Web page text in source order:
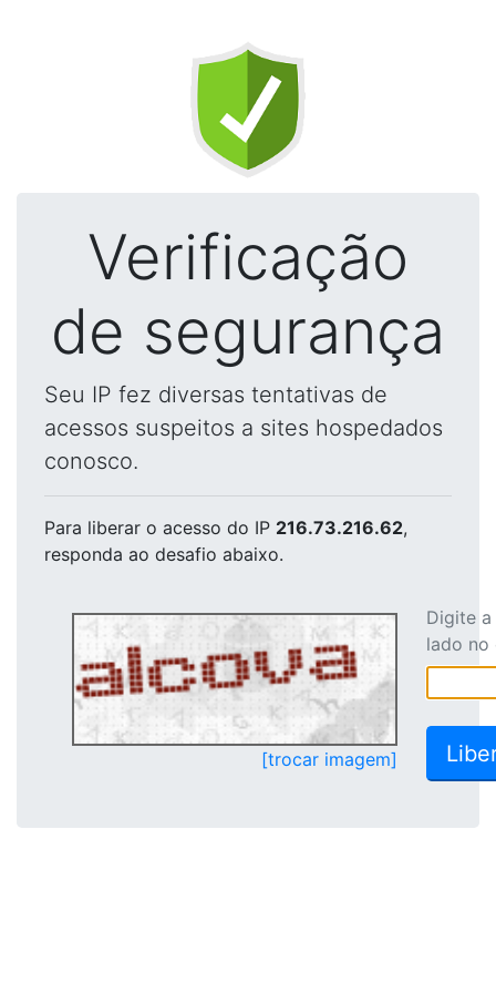
Verificação
de segurança
Seu IP fez diversas tentativas de
acessos suspeitos a sites hospedados
conosco.
Para liberar o acesso do IP 216.73.216.62,
responda ao desafio abaixo.
[trocar imagem]
Digite
lado no